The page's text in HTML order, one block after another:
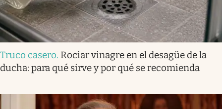
Truco casero. Rociar vinagre en el desagüe de la
ducha: para qué sirve y por qué se recomienda